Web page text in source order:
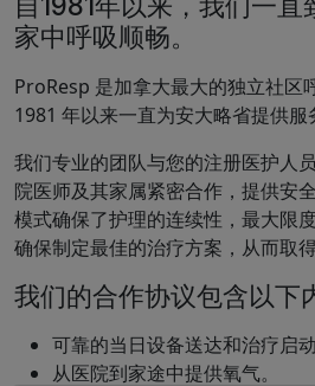
家中呼吸顺畅。
ProResp 是加拿大最大的独立社区
1981 年以来一直为安大略省提供服
我们专业的团队与您的注册医护人
院医师及其家属紧密合作，提供安
模式确保了护理的连续性，最大限
确保制定最佳的治疗方案，从而取
我们的合作协议包含以下
可靠的当日设备送达和治疗启动
从医院到家途中提供氧气。